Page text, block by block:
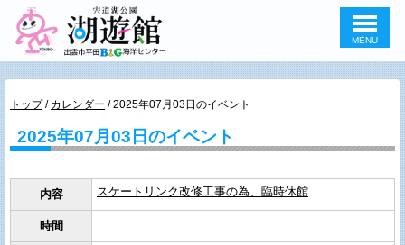
このページの本文へ
MENU
現
の
位
トップ/ カレンダー /2025年07月03日のイベント
2025年07月03日のイベント
内容 スケートリンク改修工事の為、臨時休館
時間